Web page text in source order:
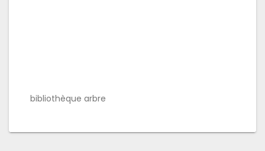
bibliothèque arbre